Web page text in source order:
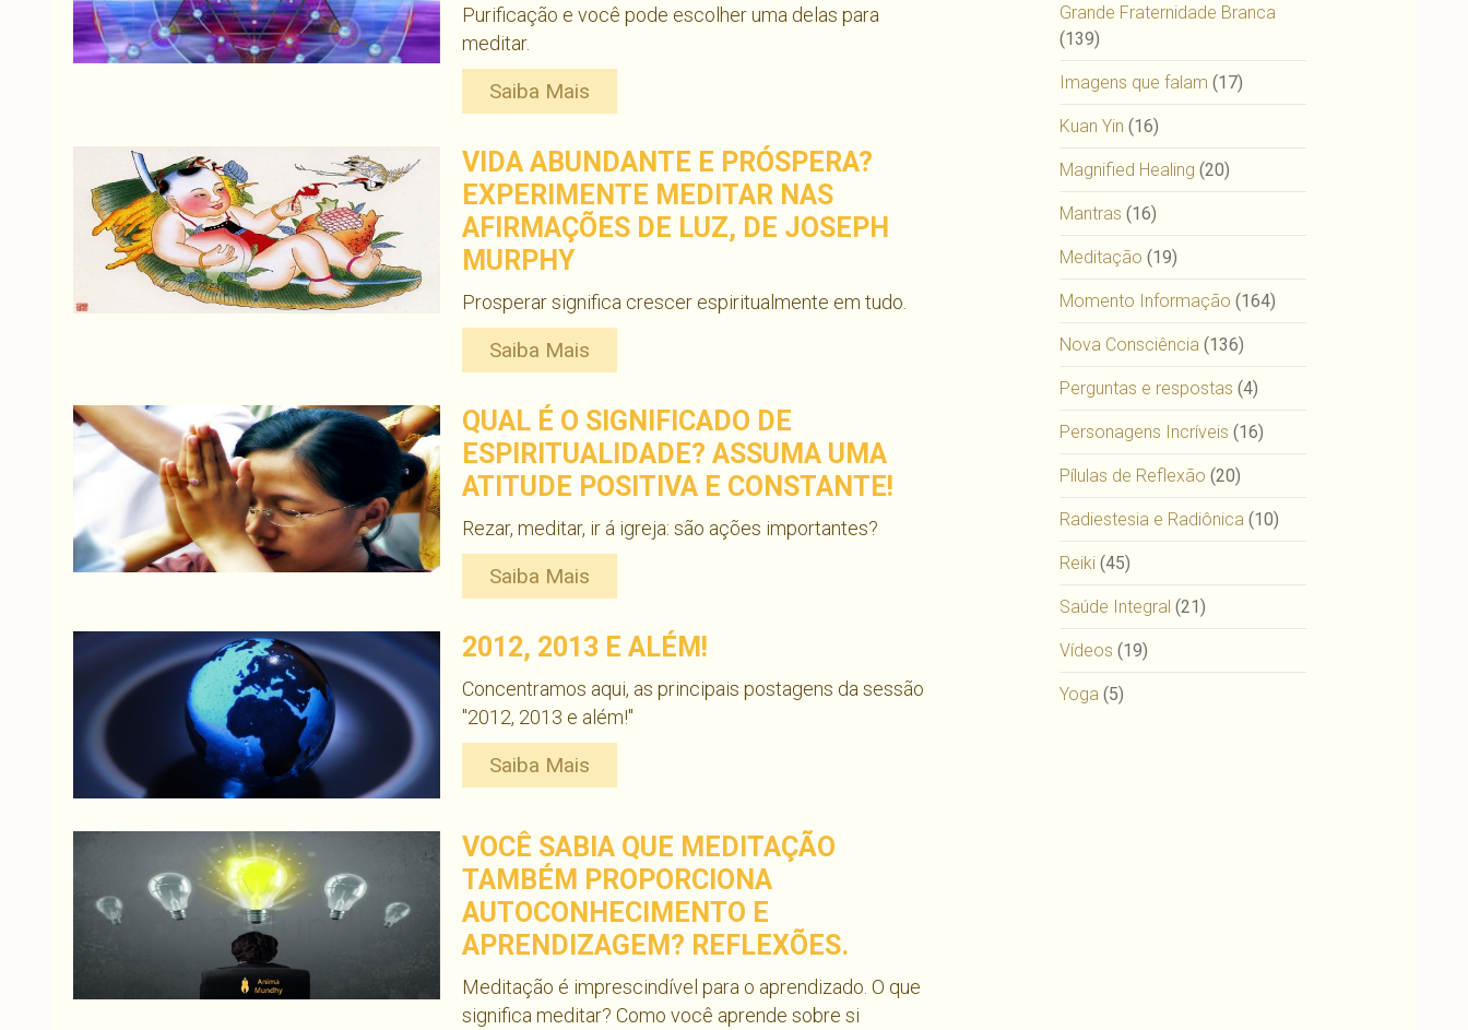
Purificação e você pode escolher uma delas para
meditar.
Saiba Mais
VIDA ABUNDANTE E PRÓSPERA?
EXPERIMENTE MEDITAR NAS
AFIRMAÇÕES DE LUZ, DE JOSEPH
MURPHY
Prosperar significa crescer espiritualmente em tudo.
Saiba Mais
QUAL É O SIGNIFICADO DE
ESPIRITUALIDADE? ASSUMA UMA
ATITUDE POSITIVA E CONSTANTE!
Rezar, meditar, ir á igreja: são ações importantes?
Saiba Mais
2012, 2013 E ALÉM!
Concentramos aqui, as principais postagens da sessão
"2012, 2013 e além!"
Saiba Mais
VOCÊ SABIA QUE MEDITAÇÃO
TAMBÉM PROPORCIONA
AUTOCONHECIMENTO E
APRENDIZAGEM? REFLEXÕES.
Meditação é imprescindível para o aprendizado. O que
significa meditar? Como você aprende sobre si
Grande Fraternidade Branca
(139)
Imagens que falam (17)
Kuan Yin (16)
Magnified Healing (20)
Mantras (16)
Meditação (19)
Momento Informação (164)
Nova Consciência (136)
Perguntas e respostas (4)
Personagens Incríveis (16)
Pílulas de Reflexão (20)
Radiestesia e Radiônica (10)
Reiki (45)
Saúde Integral (21)
Vídeos (19)
Yoga (5)